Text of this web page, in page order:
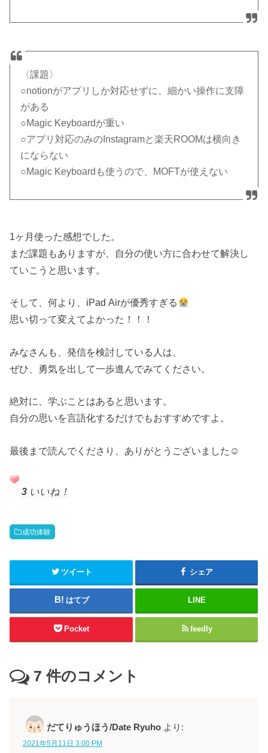
〈課題〉
○notionがアプリしか対応せずに、細かい操作に支障
がある
○Magic Keyboardが重い
○アプリ対応のみのInstagramと楽天ROOMは横向き
にならない
○Magic Keyboardも使うので、MOFTが使えない
1ヶ月使った感想でした。
まだ課題もありますが、自分の使い方に合わせて解決し
ていこうと思います。
そして、何より、iPad Airが優秀すぎる
思い切って変えてよかった！！！
みなさんも、発信を検討している人は、
ぜひ、勇気を出して一歩進んでみてください。
絶対に、学ぶことはあると思います。
自分の思いを言語化するだけでもおすすめですよ。
最後まで読んでくださり、ありがとうございました☺︎
3 いいね！
成功体験
ツイート シェア
はてブ LINE
Pocket feedly
7 件のコメント
だてりゅうほう/Date Ryuho より:
2021年5月11日 3:00 PM